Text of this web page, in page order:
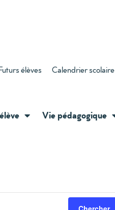
élèves Calendrier scolaire
Vie pédagogique